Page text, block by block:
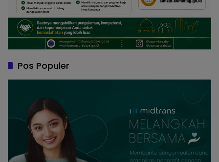
Pos Populer